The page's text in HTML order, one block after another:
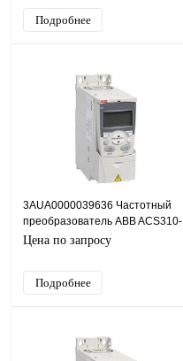
Подробнее
3AUA0000039636 Частотный
преобразователь ABB ACS310-
03E-34A1-4, 15кВт, 380В
Цена по запросу
Подробнее